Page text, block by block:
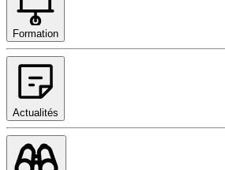
Formation
Actualités